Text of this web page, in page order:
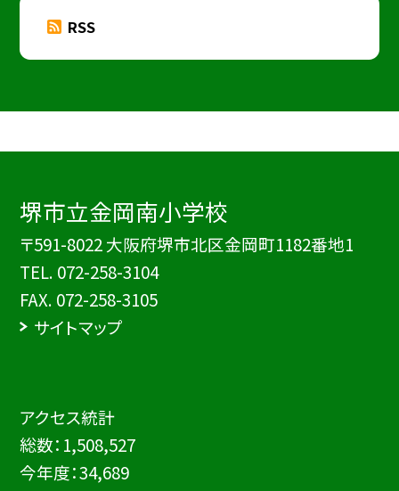
RSS
堺市立金岡南小学校
〒591-8022 大阪府堺市北区金岡町1182番地1
TEL. 072-258-3104
FAX. 072-258-3105
サイトマップ
アクセス統計
総数： 1,508,527
今年度：34,689